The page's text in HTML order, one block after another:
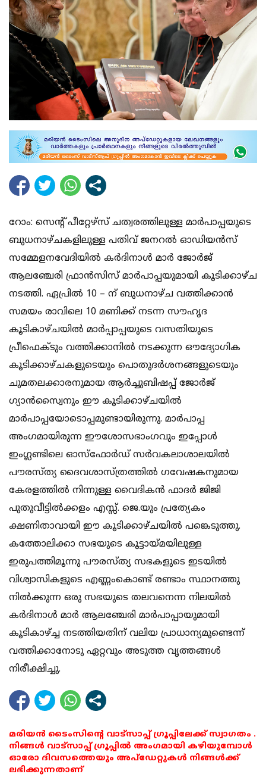
റോം: സെന്റ് പീറ്റേഴ്‌സ് ചത്വരത്തിലുള്ള മാര്‍പാപ്പയുടെ
ബുധനാഴ്ചകളിലുള്ള പതിവ് ജനറല്‍ ഓഡിയന്‍സ്
സമ്മേളനവേദിയില്‍ കര്‍ദിനാള്‍ മാര്‍ ജോര്‍ജ്
ആലഞ്ചേരി ഫ്രാന്‍സിസ് മാര്‍പാപ്പയുമായി കൂടിക്കാഴ്ച
നടത്തി. ഏപ്രില്‍ 10 – ന് ബുധനാഴ്ച വത്തിക്കാന്‍
സമയം രാവിലെ 10 മണിക്ക് നടന്ന സൗഹൃദ
കൂടികാഴ്ചയില്‍ മാര്‍പ്പാപ്പയുടെ വസതിയുടെ
പ്രീഫെക്ടും വത്തിക്കാനില്‍ നടക്കുന്ന ഔദ്യോഗിക
കൂടിക്കാഴ്ചകളുടെയും പൊതുദര്‍ശനങ്ങളുടെയും
ചുമതലക്കാരനുമായ ആര്‍ച്ചുബിഷപ്പ് ജോര്‍ജ്
ഗ്യാൻസ്വൈനും ഈ കൂടിക്കാഴ്ചയില്‍
മാര്‍പാപ്പയോടൊപ്പമുണ്ടായിരുന്നു. മാര്‍പാപ്പ
അംഗമായിരുന്ന ഈശോസഭാംഗവും ഇപ്പോള്‍
ഇംഗ്ലണ്ടിലെ ഓസ്ഫോര്‍ഡ് സര്‍വകലാശാലയില്‍
പൗരസ്ത്യ ദൈവശാസ്ത്രത്തില്‍ ഗവേഷകനുമായ
കേരളത്തില്‍ നിന്നുള്ള വൈദികന്‍ ഫാദര്‍ ജിജി
പുതുവീട്ടില്‍ക്കളം എസ്സ്. ജെ.യും പ്രത്യേകം
ക്ഷണിതാവായി ഈ കൂടിക്കാഴ്ചയില്‍ പങ്കെടുത്തു.
കത്തോലിക്കാ സഭയുടെ കൂട്ടായ്മയിലുള്ള
ഇരുപത്തിമൂന്നു പൗരസ്ത്യ സഭകളുടെ ഇടയില്‍
വിശ്വാസികളുടെ എണ്ണംകൊണ്ട് രണ്ടാം സ്ഥാനത്തു
നില്‍ക്കുന്ന ഒരു സഭയുടെ തലവനെന്ന നിലയില്‍
കര്‍ദിനാള്‍ മാര്‍ ആലഞ്ചേരി മാര്‍പാപ്പായുമായി
കൂടികാഴ്ച്ച നടത്തിയതിന് വലിയ പ്രാധാന്യമുണ്ടെന്ന്
വത്തിക്കാനോടു ഏറ്റവും അടുത്ത വൃത്തങ്ങള്‍
നിരീക്ഷിച്ചു.
മരിയൻ ടൈംസിന്റെ വാട്സാപ്പ് ഗ്രൂപ്പിലേക്ക് സ്വാഗതം .
നിങ്ങൾ വാട്സാപ്പ് ഗ്രൂപ്പിൽ അംഗമായി കഴിയുമ്പോൾ
ഓരോ ദിവസത്തെയും അപ്ഡേറ്റുകൾ നിങ്ങൾക്ക്
ലഭിക്കുന്നതാണ്